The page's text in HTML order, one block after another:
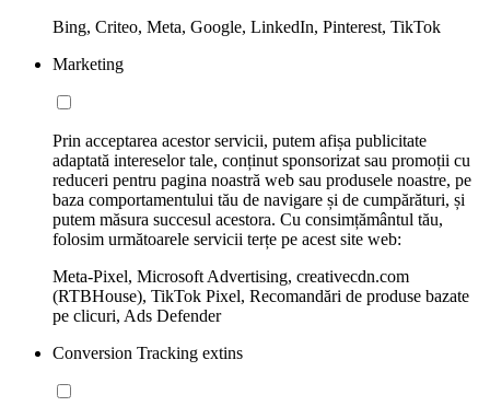
Bing, Criteo, Meta, Google, LinkedIn, Pinterest, TikTok
Marketing
Prin acceptarea acestor servicii, putem afișa publicitate
adaptată intereselor tale, conținut sponsorizat sau promoții cu
reduceri pentru pagina noastră web sau produsele noastre, pe
baza comportamentului tău de navigare și de cumpărături, și
putem măsura succesul acestora. Cu consimțământul tău,
folosim următoarele servicii terțe pe acest site web:
Meta-Pixel, Microsoft Advertising, creativecdn.com
(RTBHouse), TikTok Pixel, Recomandări de produse bazate
pe clicuri, Ads Defender
Conversion Tracking extins